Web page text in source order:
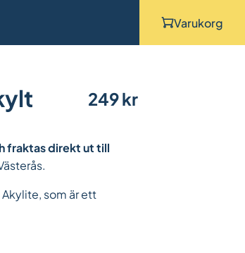
Varukorg
249kr
fraktas direkt ut till
som är ett